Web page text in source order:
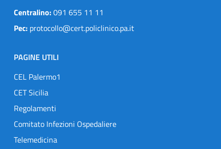
Centralino:091 655 11 11
Pec: protocollo@cert.policlinico.pa.it
PAGINE UTILI
CEL Palermo1
CET Sicilia
Regolamenti
Comitato Infezioni Ospedaliere
Telemedicina